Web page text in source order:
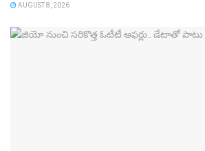
AUGUST 8, 2026